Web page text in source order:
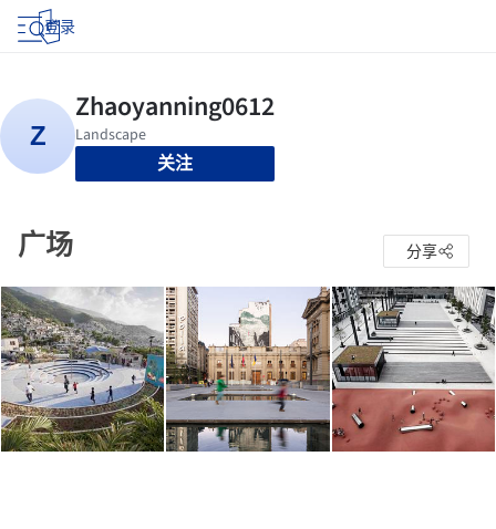
登录
关注
广场 分享